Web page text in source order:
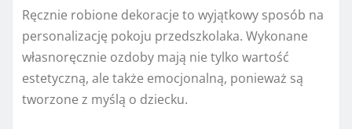
Ręcznie robione dekoracje to wyjątkowy sposób na
personalizację pokoju przedszkolaka. Wykonane
własnoręcznie ozdoby mają nie tylko wartość
estetyczną, ale także emocjonalną, ponieważ są
tworzone z myślą o dziecku.